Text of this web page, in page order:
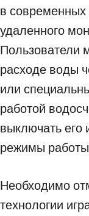
в современных
удаленного
Пользователи
расходе воды
или
работой
выключать его
режимы
Необходимо
технологии